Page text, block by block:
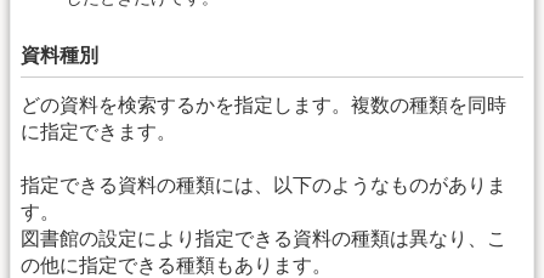
資料種別
どの資料を検索するかを指定します。複数の種類を同時
に指定できます。
指定できる資料の種類には、以下のようなものがありま
す。
図書館の設定により指定できる資料の種類は異なり、こ
の他に指定できる種類もあります。